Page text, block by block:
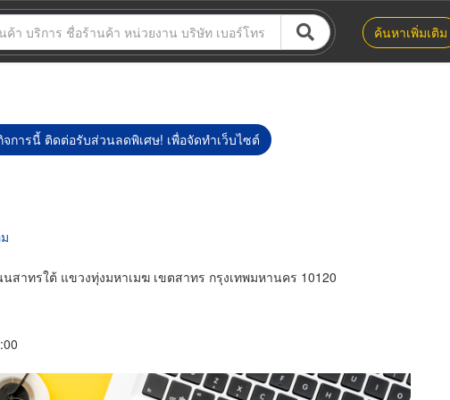
ค้นหาเพิ่มเติม
การนี้ ติดต่อรับส่วนลดพิเศษ! เพื่อจัดทำเว็บไซต์
สาทรใต้ แขวงทุ่งมหาเมฆ เขตสาทร กรุงเทพมหานคร 10120